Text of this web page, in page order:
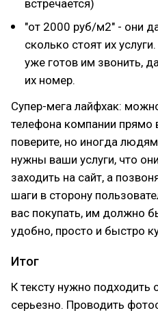
встречается)
"от 2000 руб/м2" - они
сколько стоят их
уже готов им звонить,
их номер.
Супер-мега лайфхак:
телефона компании
поверите, но иногда
нужны ваши услуги, что
заходить на сайт, а
шаги в сторону
вас покупать, им должно
удобно, просто и быстро
Итог
К тексту нужно подходить
серьезно. Проводить